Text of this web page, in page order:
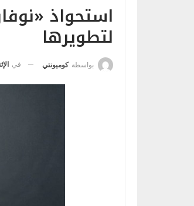
استحواذ
لتطويرها
بواسطة كوميونتي في